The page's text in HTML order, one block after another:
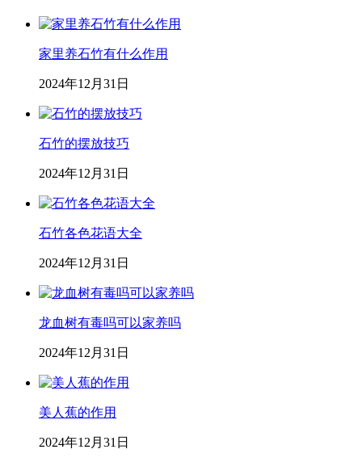
家里养石竹有什么作用
2024年12月31日
石竹的摆放技巧
2024年12月31日
石竹各色花语大全
2024年12月31日
龙血树有毒吗可以家养吗
2024年12月31日
美人蕉的作用
2024年12月31日